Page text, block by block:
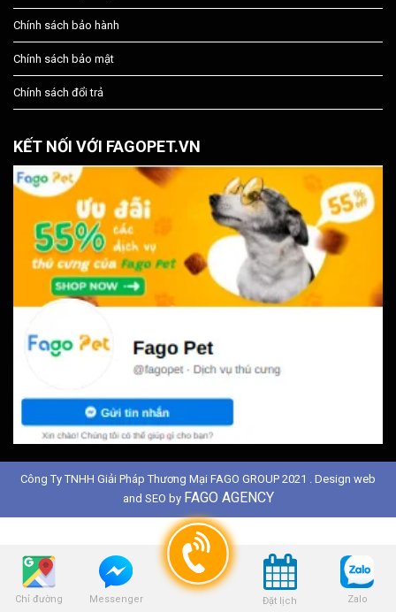
Chỉ đường Messenger Đặt lịch Zalo
Chính sách bảo hành
Chính sách bảo mật
Chính sách đổi trả
KẾT NỐI VỚI FAGOPET.VN
Công Ty TNHH Giải Pháp Thương Mại FAGO GROUP 2021 . Design web
and SEO by FAGO AGENCY